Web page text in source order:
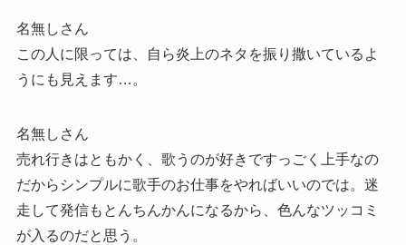
名無しさん
この人に限っては、自ら炎上のネタを振り撒いているよ
うにも見えます…。
名無しさん
売れ行きはともかく、歌うのが好きですっごく上手なの
だからシンプルに歌手のお仕事をやればいいのでは。迷
走して発信もとんちんかんになるから、色んなツッコミ
が入るのだと思う。